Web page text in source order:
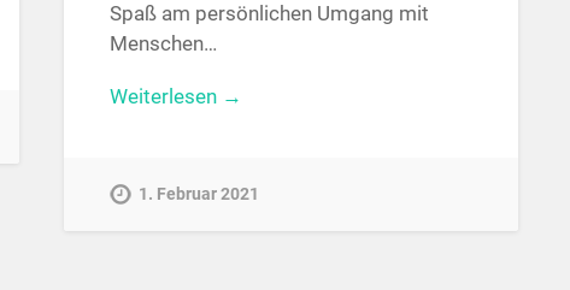
Spaß am persönlichen Umgang mit
Menschen…
Weiterlesen →
1. Februar 2021